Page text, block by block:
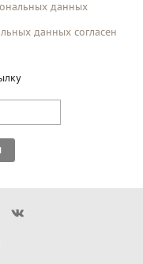
данных
данных согласен